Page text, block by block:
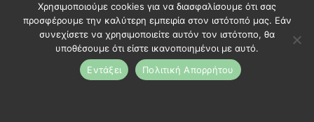
Χρησιμοποιούμε cookies για να διασφαλίσουμε ότι σας
προσφέρουμε την καλύτερη εμπειρία στον ιστότοπό μας. Εάν
συνεχίσετε να χρησιμοποιείτε αυτόν τον ιστότοπο, θα
υποθέσουμε ότι είστε ικανοποιημένοι με αυτό.
Εντάξει
Πολιτική Απορρήτου